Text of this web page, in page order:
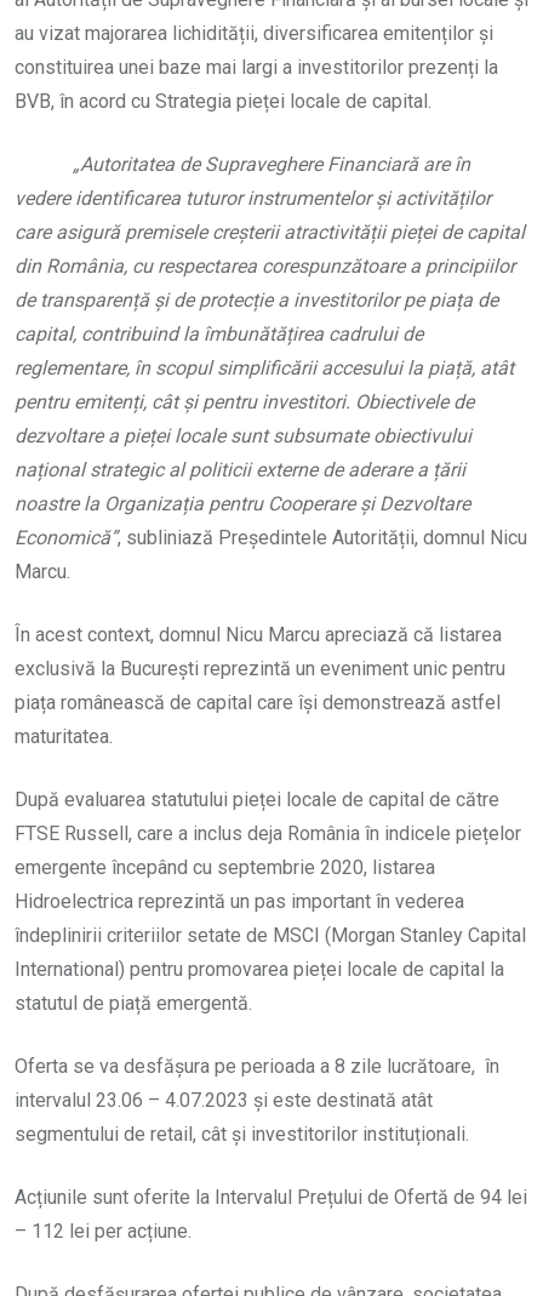
au vizat majorarea lichidității, diversificarea emitenților și
constituirea unei baze mai largi a investitorilor prezenți la
BVB, în acord cu Strategia pieței locale de capital.
„Autoritatea de Supraveghere Financiară are în
vedere identificarea tuturor instrumentelor și activităților
care asigură premisele creșterii atractivității pieței de capital
din România, cu respectarea corespunzătoare a principiilor
de transparență și de protecție a investitorilor pe piața de
capital, contribuind la îmbunătățirea cadrului de
reglementare, în scopul simplificării accesului la piață, atât
pentru emitenți, cât și pentru investitori. Obiectivele de
dezvoltare a pieței locale sunt subsumate obiectivului
național strategic al politicii externe de aderare a țării
noastre la Organizația pentru Cooperare și Dezvoltare
Economică”, subliniază Președintele Autorității, domnul Nicu
Marcu.
În acest context, domnul Nicu Marcu apreciază că listarea
exclusivă la București reprezintă un eveniment unic pentru
piața românească de capital care își demonstrează astfel
maturitatea.
După evaluarea statutului pieței locale de capital de către
FTSE Russell, care a inclus deja România în indicele piețelor
emergente începând cu septembrie 2020, listarea
Hidroelectrica reprezintă un pas important în vederea
îndeplinirii criteriilor setate de MSCI (Morgan Stanley Capital
International) pentru promovarea pieței locale de capital la
statutul de piață emergentă.
Oferta se va desfășura pe perioada a 8 zile lucrătoare, în
intervalul 23.06 – 4.07.2023 și este destinată atât
segmentului de retail, cât și investitorilor instituționali.
Acțiunile sunt oferite la Intervalul Prețului de Ofertă de 94 lei
– 112 lei per acțiune.